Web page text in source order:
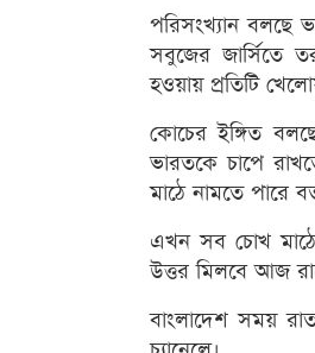
পরিসংখ্যান বলছে
সবুজের জার্সিতে
হওয়ায় প্রতিটি
কোচের ইঙ্গিত
ভারতকে চাপে
মাঠে নামতে পারে
এখন সব চোখ
উত্তর মিলবে আজ
বাংলাদেশ সময়